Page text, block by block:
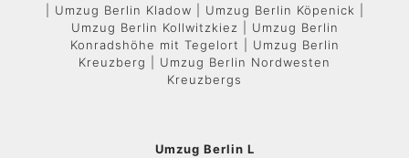
| Umzug Berlin Kladow | Umzug Berlin Köpenick |
Umzug Berlin Kollwitzkiez | Umzug Berlin
Konradshöhe mit Tegelort | Umzug Berlin
Kreuzberg | Umzug Berlin Nordwesten
Kreuzbergs
Umzug Berlin L